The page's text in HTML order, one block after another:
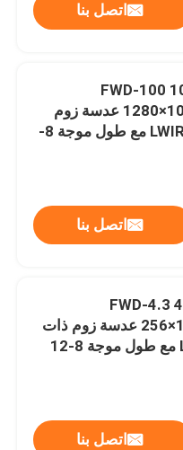
اتصل بنا
FWD-100
1280×1024@12μm عدسة زوم
ذات محرك LWIR مع طول موجة 8-
اتصل بنا
FWD-4.3
256×192@12μm عدسة زوم ذات
محرك LWIR مع طول موجة 8-12
اتصل بنا